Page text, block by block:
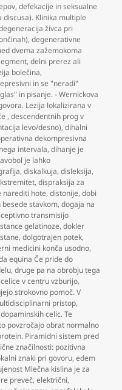
,defekacije in seksualne
Klinika multiple
živca pri
,degenerativne
dvema zažemokoma
,delni prerez ali
bolečina,
in se "neradi"
in pisanje. - Wernickova
Lezija lokalizirana v
,descendentnih prog v
levo/desno),dihalni
dekompresivna
intervala,dihanje je
je lahko
,diskalkuja,disleksija,
,dispraksija za
narediti hote,distonije,dobi
stavkom,dogaja na
transmisijo
gelatinoze,dokler
,dolgotrajen potek,
medicini konča usodno,
equina Če pride do
,druge pa na obrobju tega
v centru vzburijo,
strokovno pomoč. V
pristop,
celic. Te
povzročajo obrat normalno
Piramidni sistem pred
značilnosti: pozitivna
znaki pri govoru,edem
Mlečna kislina je za
preveč,električni,